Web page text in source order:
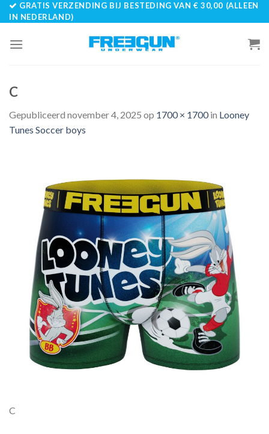
Skip
to
GRATIS VERZENDING BIJ BESTEDING VAN € 30,00 (ALLEEN
IN NEDERLAND)
C
Gepubliceerd november 4, 2025 op 1700 × 1700in Looney
Tunes Soccer boys
C